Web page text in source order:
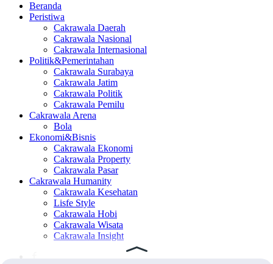
Beranda
Peristiwa
Cakrawala Daerah
Cakrawala Nasional
Cakrawala Internasional
Politik&Pemerintahan
Cakrawala Surabaya
Cakrawala Jatim
Cakrawala Politik
Cakrawala Pemilu
Cakrawala Arena
Bola
Ekonomi&Bisnis
Cakrawala Ekonomi
Cakrawala Property
Cakrawala Pasar
Cakrawala Humanity
Cakrawala Kesehatan
Lisfe Style
Cakrawala Hobi
Cakrawala Wisata
Cakrawala Insight